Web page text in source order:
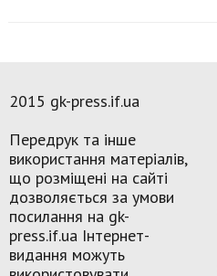
2015 gk-press.if.ua
Передрук та інше
використання матеріалів,
що розміщені на сайті
дозволяється за умови
посилання на gk-
press.if.ua Інтернет-
видання можуть